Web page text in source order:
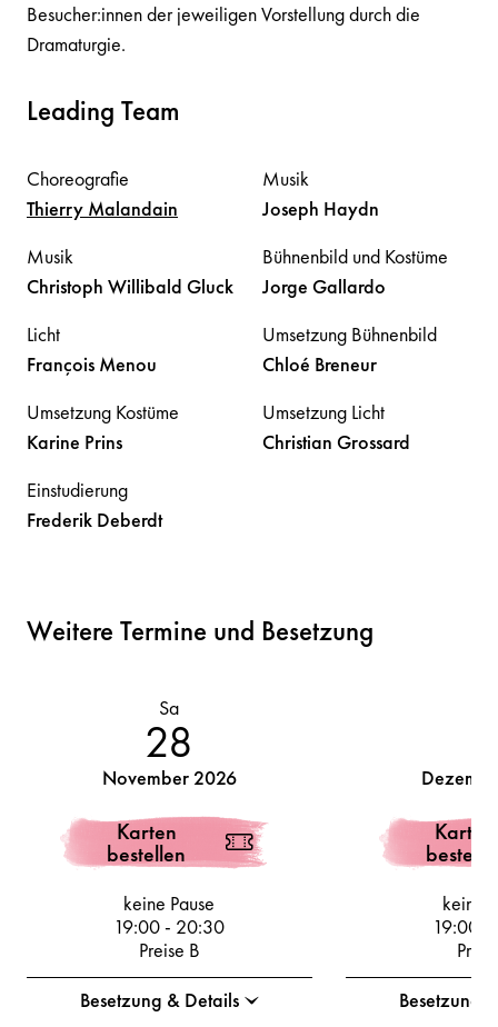
Besucher:innen der jeweiligen Vorstellung durch die
Dramaturgie.
Leading Team
Choreografie
Thierry Malandain
Musik
Joseph Haydn
Musik
Christoph Willibald Gluck
Bühnenbild und Kostüme
Jorge Gallardo
Licht
François Menou
Umsetzung Bühnenbild
Chloé Breneur
Umsetzung Kostüme
Karine Prins
Umsetzung Licht
Christian Grossard
Einstudierung
Frederik Deberdt
Weitere Termine und Besetzung
Sa
28
November 2026
Karten
bestellen
keine Pause
19:00- 20:30
Preise B
Besetzung & Details
Karten
keine
19:00
Besetzung